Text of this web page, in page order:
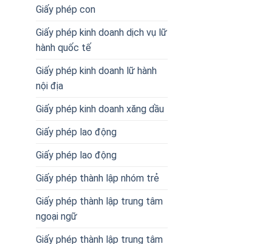
Giấy phép con
Giấy phép kinh doanh dịch vụ lữ
hành quốc tế
Giấy phép kinh doanh lữ hành
nội địa
Giấy phép kinh doanh xăng dầu
Giấy phép lao động
Giấy phép lao động
Giấy phép thành lập nhóm trẻ
Giấy phép thành lập trung tâm
ngoại ngữ
Giấy phép thành lập trung tâm